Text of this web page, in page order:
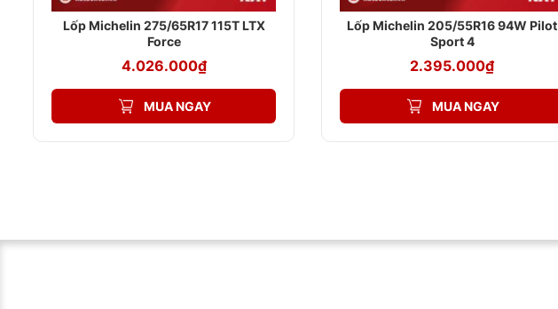
Bảo dưỡng xe định kỳ
Liên hệ ngay với NAT CENTER để được tư vấn và hỗ trợ tốt nhất:
Hotline: 0909 35 6688
Thời gian làm việc: 8:00 – 17:30
Lốp Michelin 275/65R17 115T LTX
Force
4.026.000₫
MUA NGAY
Lốp Michelin 205/55R16 94W Pilot
Sport 4
2.395.000₫
MUA NGAY